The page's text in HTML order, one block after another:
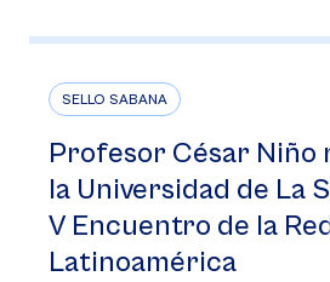
SELLO SABANA
Profesor César Niño
la Universidad de La
V Encuentro de la
Latinoamérica